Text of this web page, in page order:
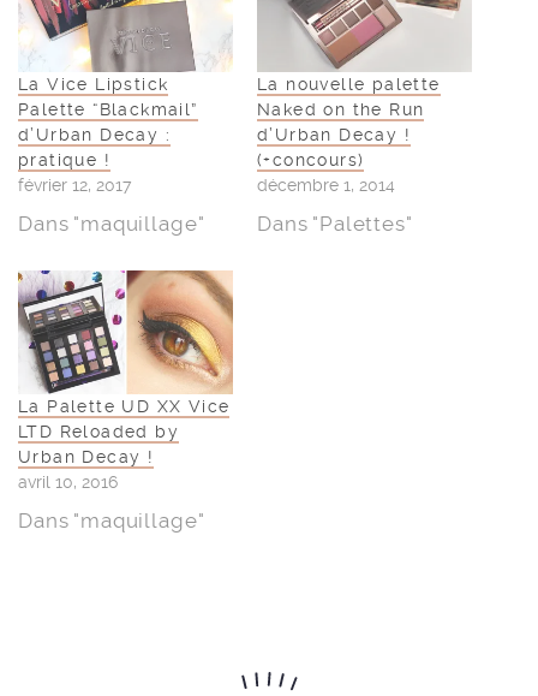
La Vice Lipstick
Palette “Blackmail”
d’Urban Decay :
pratique !
février 12, 2017
Dans "maquillage"
La nouvelle palette
Naked on the Run
d’Urban Decay !
(+concours)
décembre 1, 2014
Dans "Palettes"
La Palette UD XX Vice
LTD Reloaded by
Urban Decay !
avril 10, 2016
Dans "maquillage"